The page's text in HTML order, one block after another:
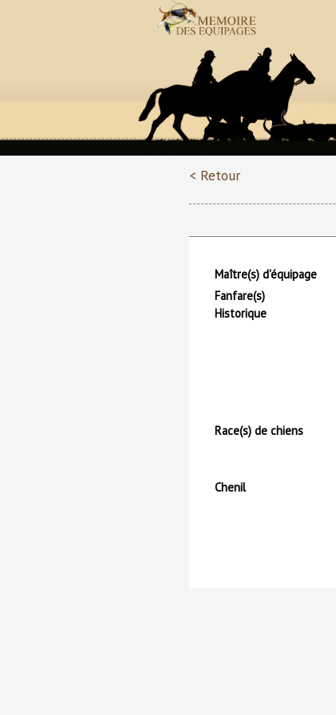
< Retour
Maître(s) d'équipage
Fanfare(s)
Historique
Race(s) de chiens
Chenil